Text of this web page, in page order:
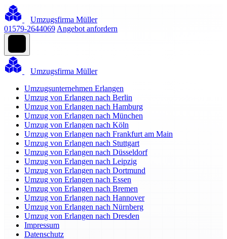
Umzugsfirma Müller
01579-2644069 Angebot anfordern
Umzugsfirma Müller
Umzugsunternehmen Erlangen
Umzug von Erlangen nach Berlin
Umzug von Erlangen nach Hamburg
Umzug von Erlangen nach München
Umzug von Erlangen nach Köln
Umzug von Erlangen nach Frankfurt am Main
Umzug von Erlangen nach Stuttgart
Umzug von Erlangen nach Düsseldorf
Umzug von Erlangen nach Leipzig
Umzug von Erlangen nach Dortmund
Umzug von Erlangen nach Essen
Umzug von Erlangen nach Bremen
Umzug von Erlangen nach Hannover
Umzug von Erlangen nach Nürnberg
Umzug von Erlangen nach Dresden
Impressum
Datenschutz